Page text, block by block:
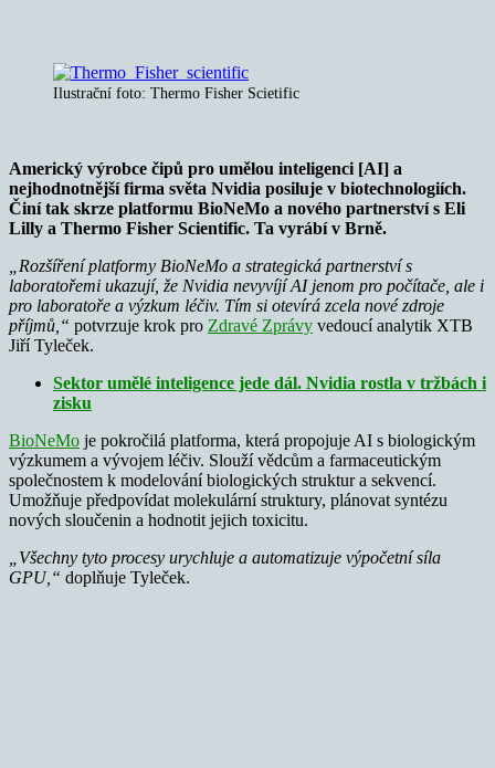
Ilustrační foto: Thermo Fisher Scietific
Americký výrobce čipů pro umělou inteligenci [AI] a
nejhodnotnější firma světa Nvidia posiluje v biotechnologiích.
Činí tak skrze platformu BioNeMo a nového partnerství s Eli
Lilly a Thermo Fisher Scientific. Ta vyrábí v Brně.
„Rozšíření platformy BioNeMo a strategická partnerství s
laboratořemi ukazují, že Nvidia nevyvíjí AI jenom pro počítače, ale i
pro laboratoře a výzkum léčiv. Tím si otevírá zcela nové zdroje
příjmů,“ potvrzuje krok pro Zdravé Zprávy vedoucí analytik XTB
Jiří Tyleček.
Sektor umělé inteligence jede dál. Nvidia rostla v tržbách i
zisku
BioNeMo je pokročilá platforma, která propojuje AI s biologickým
výzkumem a vývojem léčiv. Slouží vědcům a farmaceutickým
společnostem k modelování biologických struktur a sekvencí.
Umožňuje předpovídat molekulární struktury, plánovat syntézu
nových sloučenin a hodnotit jejich toxicitu.
„Všechny tyto procesy urychluje a automatizuje výpočetní síla
GPU,“ doplňuje Tyleček.